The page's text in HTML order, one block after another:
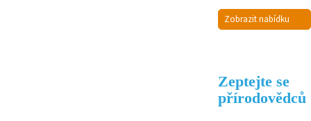
Zobrazit nabídku
Zeptejte se
přírodovědců